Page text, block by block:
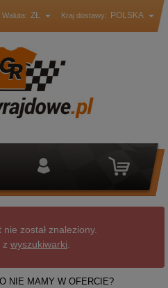
Waluta: ZŁ Kraj dostawy: POLSKA
został znaleziony.
z wyszukiwarki
NIE MAMY W OFERCIE?